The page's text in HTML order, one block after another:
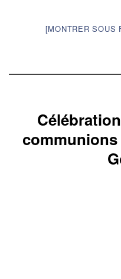
[MONTRER SOUS
communions